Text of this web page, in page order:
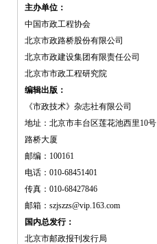
主办单位：
中国市政工程协会
北京市政路桥股份有限公司
北京市政建设集团有限责任公司
北京市市政工程研究院
编辑出版：
《市政技术》杂志社有限公司
地址：北京市丰台区莲花池西里10号
路桥大厦
邮编：100161
电话：010-68451401
传真：010-68427846
邮箱：szjszzs@vip.163.com
国内总发行：
北京市邮政报刊发行局